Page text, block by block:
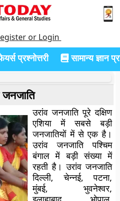
or Login
प्रश्नोत्तरी सामान्य ज्ञान
जनजाति
उरांव जनजाति पूरे दक्षिण
एशिया में सबसे बड़ी
जनजातियों में से एक है।
उरांव जनजाति पश्चिम
बंगाल में बड़ी संख्या में
रहती है। उरांव जनजाति
दिल्ली, चेन्नई, पटना,
मुंबई, भुवनेश्वर,